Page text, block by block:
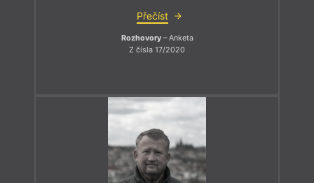
Přečíst
Rozhovory– Anketa
Z čísla 17/2020